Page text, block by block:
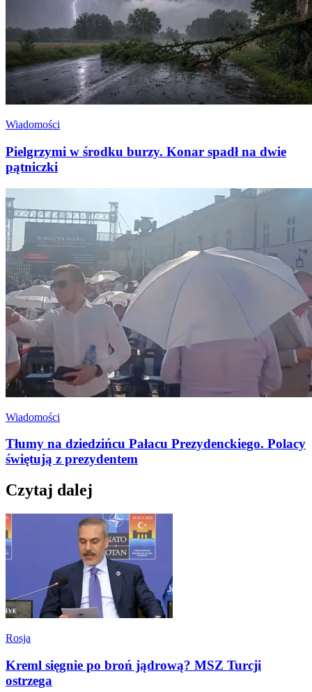
Wiadomości
Pielgrzymi w środku burzy. Konar spadł na dwie
pątniczki
Wiadomości
Tłumy na dziedzińcu Pałacu Prezydenckiego. Polacy
świętują z prezydentem
Czytaj dalej
Rosja
Kreml sięgnie po broń jądrową? MSZ Turcji
ostrzega